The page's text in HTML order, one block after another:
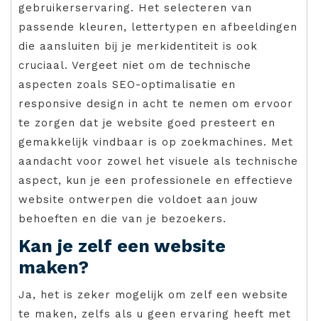
gebruikerservaring. Het selecteren van
passende kleuren, lettertypen en afbeeldingen
die aansluiten bij je merkidentiteit is ook
cruciaal. Vergeet niet om de technische
aspecten zoals SEO-optimalisatie en
responsive design in acht te nemen om ervoor
te zorgen dat je website goed presteert en
gemakkelijk vindbaar is op zoekmachines. Met
aandacht voor zowel het visuele als technische
aspect, kun je een professionele en effectieve
website ontwerpen die voldoet aan jouw
behoeften en die van je bezoekers.
Kan je zelf een website
maken?
Ja, het is zeker mogelijk om zelf een website
te maken, zelfs als u geen ervaring heeft met